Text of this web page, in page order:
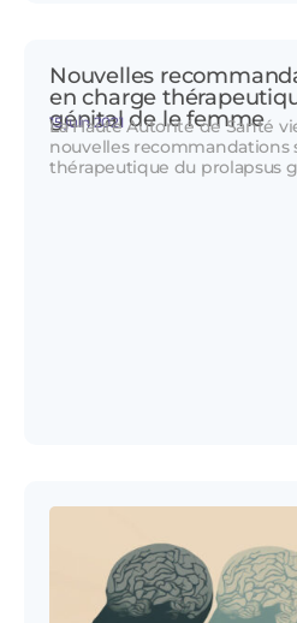
Nouvelles
en charge
génital de le femme
15 juin 2021
La Haute Autorité de Santé
nouvelles recommandations
thérapeutique du prolapsus